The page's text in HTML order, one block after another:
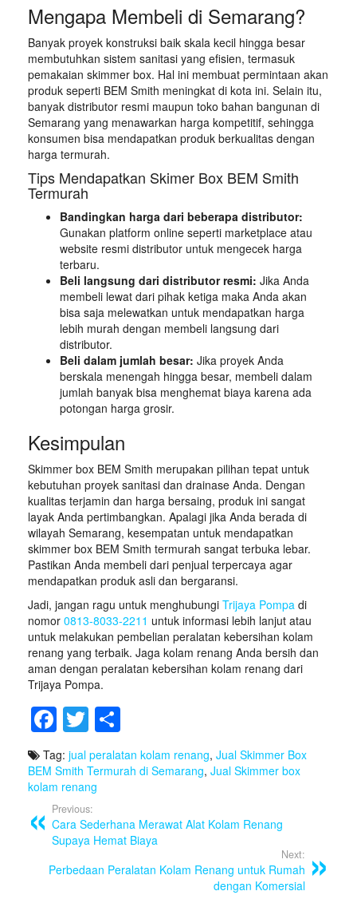
Mengapa Membeli di Semarang?
Banyak proyek konstruksi baik skala kecil hingga besar
membutuhkan sistem sanitasi yang efisien, termasuk
pemakaian skimmer box. Hal ini membuat permintaan akan
produk seperti BEM Smith meningkat di kota ini. Selain itu,
banyak distributor resmi maupun toko bahan bangunan di
Semarang yang menawarkan harga kompetitif, sehingga
konsumen bisa mendapatkan produk berkualitas dengan
harga termurah.
Tips Mendapatkan Skimer Box BEM Smith
Termurah
Bandingkan harga dari beberapa distributor:
Gunakan platform online seperti marketplace atau
website resmi distributor untuk mengecek harga
terbaru.
Beli langsung dari distributor resmi: Jika Anda
membeli lewat dari pihak ketiga maka Anda akan
bisa saja melewatkan untuk mendapatkan harga
lebih murah dengan membeli langsung dari
distributor.
Beli dalam jumlah besar: Jika proyek Anda
berskala menengah hingga besar, membeli dalam
jumlah banyak bisa menghemat biaya karena ada
potongan harga grosir.
Kesimpulan
Skimmer box BEM Smith merupakan pilihan tepat untuk
kebutuhan proyek sanitasi dan drainase Anda. Dengan
kualitas terjamin dan harga bersaing, produk ini sangat
layak Anda pertimbangkan. Apalagi jika Anda berada di
wilayah Semarang, kesempatan untuk mendapatkan
skimmer box BEM Smith termurah sangat terbuka lebar.
Pastikan Anda membeli dari penjual terpercaya agar
mendapatkan produk asli dan bergaransi.
Jadi, jangan ragu untuk menghubungi Trijaya Pompa di
nomor 0813-8033-2211 untuk informasi lebih lanjut atau
untuk melakukan pembelian peralatan kebersihan kolam
renang yang terbaik. Jaga kolam renang Anda bersih dan
aman dengan peralatan kebersihan kolam renang dari
Trijaya Pompa.
F
a
c
e
b
o
o
T
wi
tt
er
h
ar
Tag: jual peralatan kolam renang, Jual Skimmer Box
BEM Smith Termurah di Semarang, Jual Skimmer box
kolam renang
Previous:
Cara Sederhana Merawat Alat Kolam Renang
Supaya Hemat Biaya
Next:
Perbedaan Peralatan Kolam Renang untuk Rumah
dengan Komersial